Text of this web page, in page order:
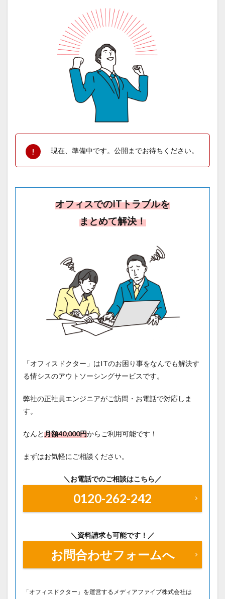
現在、準備中です。公開までお待ちください。
オフィスでのITトラブルを
まとめて解決！
「オフィスドクター」はITのお困り事をなんでも解決す
る情シスのアウトソーシングサービスです。
弊社の正社員エンジニアがご訪問・お電話で対応しま
す。
なんと月額40,000円からご利用可能です！
まずはお気軽にご相談ください。
＼お電話でのご相談はこちら／
0120-262-242
＼資料請求も可能です！／
お問合わせフォームへ
「オフィスドクター」を運営するメディアファイブ株式会社は